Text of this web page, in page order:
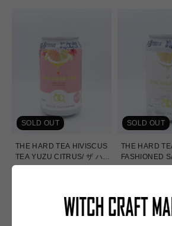
SOLD OUT
THE HARD TEA HIVISCUS
TEA YUZU CITRUS/ ザ ハー
ド ティー ハイビスカス ティ
SOLD OUT
THE HARD
FASHIONED
ザ ハード ティ
価
格